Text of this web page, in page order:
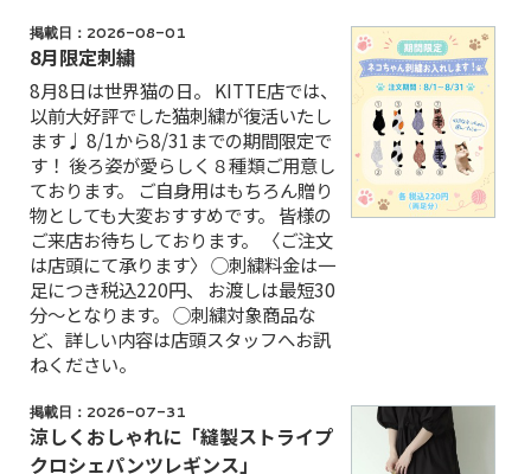
掲載日：2026-08-01
8月限定刺繍
8月8日は世界猫の日。 KITTE店では、
以前大好評でした猫刺繍が復活いたし
ます♩ 8/1から8/31までの期間限定で
す！ 後ろ姿が愛らしく８種類ご用意し
ております。 ご自身用はもちろん贈り
物としても大変おすすめです。 皆様の
ご来店お待ちしております。 〈ご注文
は店頭にて承ります〉 ◯刺繍料金は一
足につき税込220円、 お渡しは最短30
分〜となります。 ◯刺繍対象商品な
ど、詳しい内容は店頭スタッフへお訊
ねください。
掲載日：2026-07-31
涼しくおしゃれに「縫製ストライプ
クロシェパンツレギンス」